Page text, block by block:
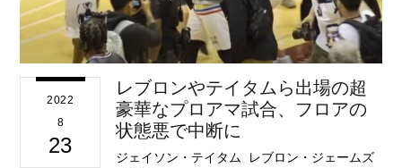
2022
8
23
レブロンやテイタムら出場の超
豪華なプロアマ試合、フロアの
状態悪で中断に
ジェイソン・テイタム
レブロン・ジェームズ